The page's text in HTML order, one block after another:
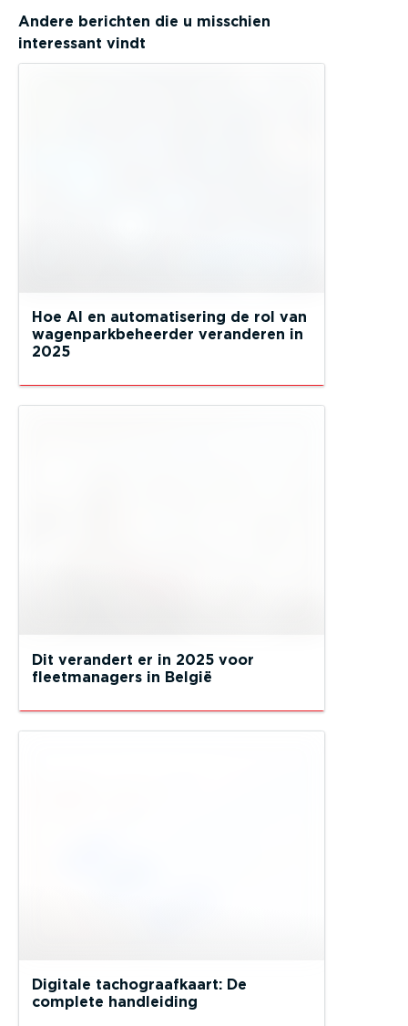
Andere berichten die u misschien
interessant vindt
Hoe AI en automatisering de rol van
wagenparkbeheerder veranderen in
2025
Dit verandert er in 2025 voor
fleetmanagers in België
Digitale tachograafkaart: De
complete handleiding